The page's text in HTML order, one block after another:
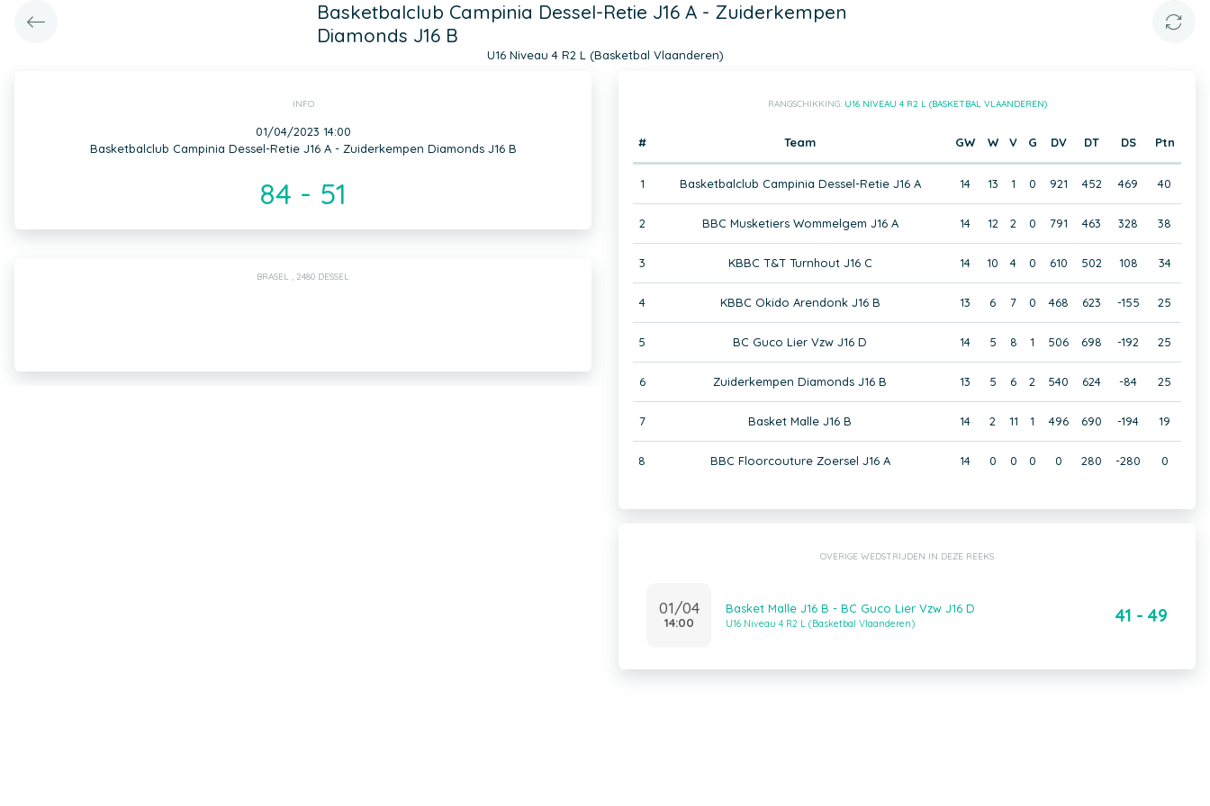
Basketbalclub Campinia Dessel-Retie J16 A - Zuiderkempen
Diamonds J16 B
U16 Niveau 4 R2 L (Basketbal Vlaanderen)
INFO
01/04/2023 14:00
Basketbalclub Campinia Dessel-Retie J16 A - Zuiderkempen Diamonds J16 B
84 - 51
BRASEL , 2480 DESSEL
RANGSCHIKKING: U16 NIVEAU 4 R2 L (BASKETBAL VLAANDEREN)
# Team GW W V G DV DT DS Ptn
1 Basketbalclub Campinia Dessel-Retie J16 A 14 13 1 0 921 452 469 40
2 BBC Musketiers Wommelgem J16 A 14 12 2 0 791 463 328 38
3 KBBC T&T Turnhout J16 C 14 10 4 0 610 502 108 34
4 KBBC Okido Arendonk J16 B 13 6 7 0 468 623 -155 25
5 BC Guco Lier Vzw J16 D 14 5 8 1 506 698 -192 25
6 Zuiderkempen Diamonds J16 B 13 5 6 2 540 624 -84 25
7 Basket Malle J16 B 14 2 11 1 496 690 -194 19
8 BBC Floorcouture Zoersel J16 A 14 0 0 0 0 280 -280 0
OVERIGE WEDSTRIJDEN IN DEZE REEKS
01/04
14:00
Basket Malle J16 B - BC Guco Lier Vzw J16 D
U16 Niveau 4 R2 L (Basketbal Vlaanderen) 41 - 49